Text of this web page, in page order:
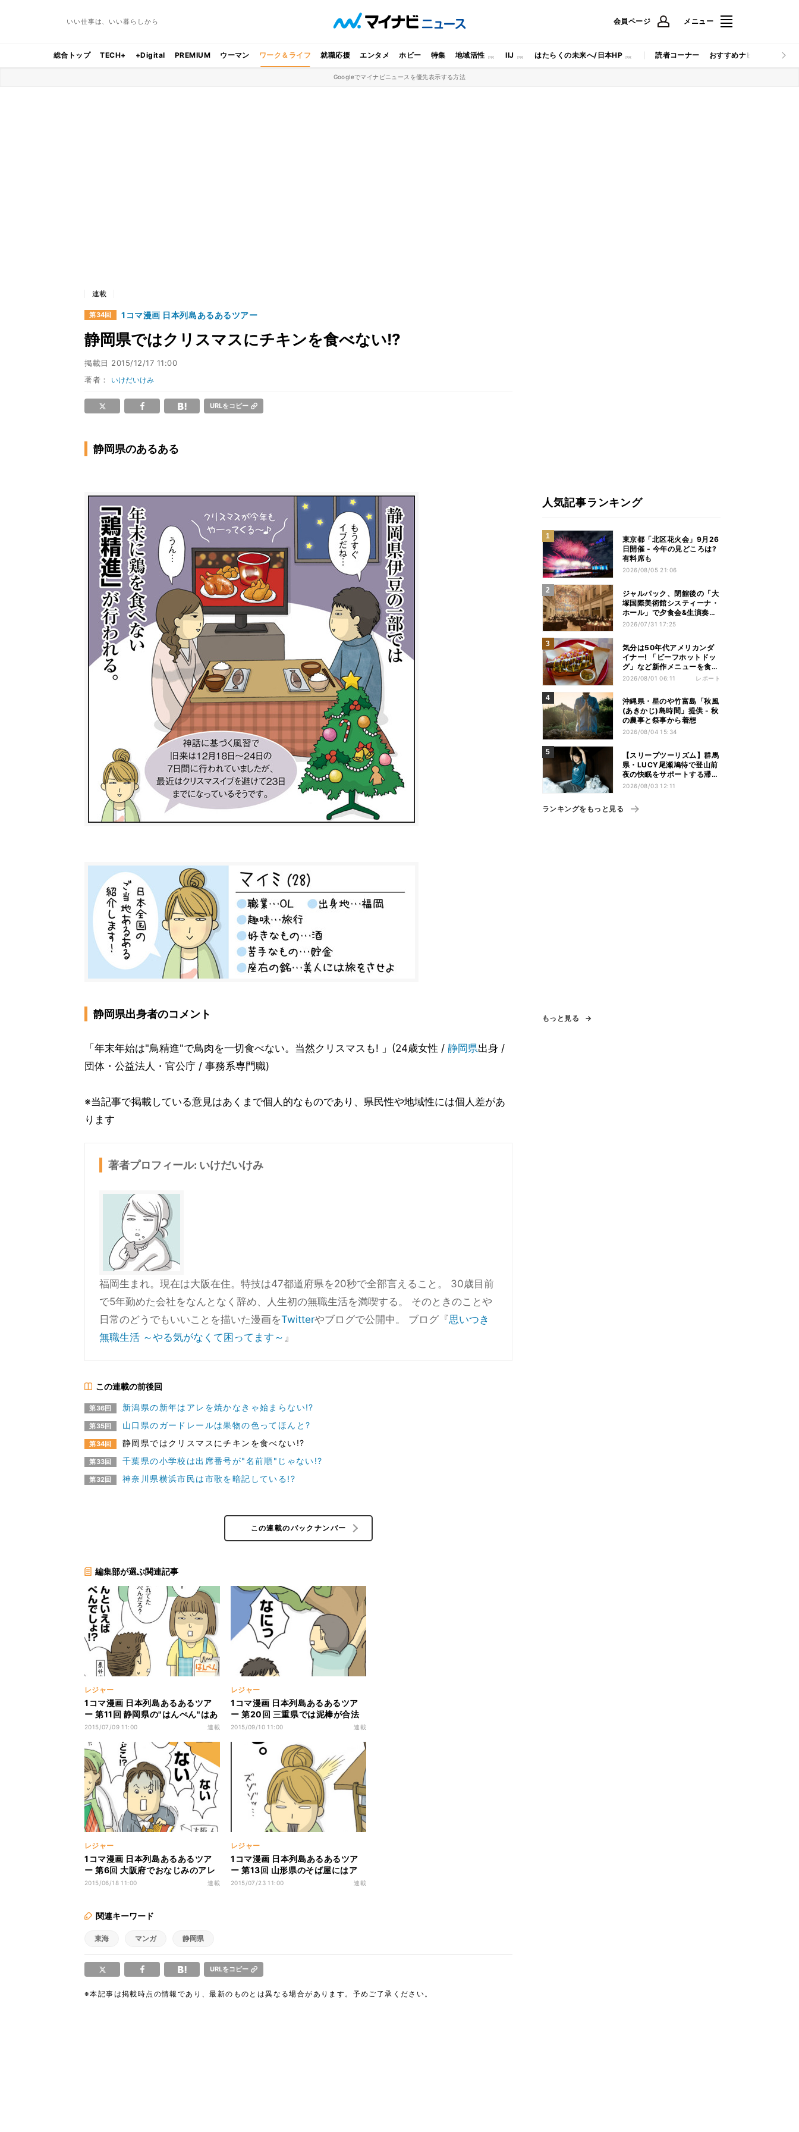
いい仕事は、いい暮らしから 会員ページ メニュー
総合トップ TECH+ +Digital PREMIUM ウーマン ワーク＆ライフ 就職応援 エンタメ ホビー 特集 地域活性 IIJ はたらくの未来へ/日本HP 読者コーナー おすすめナビ マイナビ
Googleでマイナビニュースを優先表示する方法
連載
第34回 1コマ漫画 日本列島あるあるツアー
静岡県ではクリスマスにチキンを食べない!?
掲載日 2015/12/17 11:00
著者： いけだいけみ
URLをコピー
静岡県のあるある
静岡県出身者のコメント
「年末年始は"鳥精進"で鳥肉を一切食べない。当然クリスマスも! 」(24歳女性 / 静岡県出身 /
団体・公益法人・官公庁 / 事務系専門職)
※当記事で掲載している意見はあくまで個人的なものであり、県民性や地域性には個人差があ
ります
著者プロフィール: いけだいけみ
福岡生まれ。現在は大阪在住。特技は47都道府県を20秒で全部言えること。 30歳目前
で5年勤めた会社をなんとなく辞め、人生初の無職生活を満喫する。 そのときのことや
日常のどうでもいいことを描いた漫画をTwitterやブログで公開中。 ブログ『思いつき
無職生活 ～やる気がなくて困ってます～ 』
この連載の前後回
第36回 新潟県の新年はアレを焼かなきゃ始まらない!?
第35回 山口県のガードレールは果物の色ってほんと?
第34回 静岡県ではクリスマスにチキンを食べない!?
第33回 千葉県の小学校は出席番号が"名前順"じゃない!?
第32回 神奈川県横浜市民は市歌を暗記している!?
この連載のバックナンバー
編集部が選ぶ関連記事
レジャー
1コマ漫画 日本列島あるあるツア
ー 第11回 静岡県の"はんぺん"はあ
の"はんぺん"じゃない!?
2015/07/09 11:00 連載
レジャー
1コマ漫画 日本列島あるあるツア
ー 第20回 三重県では泥棒が合法
の日がある!?
2015/09/10 11:00 連載
レジャー
1コマ漫画 日本列島あるあるツア
ー 第6回 大阪府でおなじみのアレ
が関東にはない!?
2015/06/18 11:00 連載
レジャー
1コマ漫画 日本列島あるあるツア
ー 第13回 山形県のそば屋にはア
レがある!?
2015/07/23 11:00 連載
関連キーワード
東海 マンガ 静岡県
URLをコピー
※本記事は掲載時点の情報であり、最新のものとは異なる場合があります。予めご了承ください。
人気記事ランキング
東京都「北区花火会」9月26
日開催 - 今年の見どころは?
有料席も
2026/08/05 21:06
ジャルパック、閉館後の「大
塚国際美術館システィーナ・
ホール」で夕食会&生演奏を
楽しむツアーを販売 – 徳島を
2026/07/31 17:25
気分は50年代アメリカンダ
イナー! 「ビーフホットドッ
グ」など新作メニューを食べ
てきた【1955 東京ベイ by
2026/08/01 06:11 レポート
沖縄県・星のや竹富島「秋風
(あきかじ)島時間」提供 - 秋
の農事と祭事から着想
2026/08/04 15:34
【スリープツーリズム】群馬
県・LUCY尾瀬鳩待で登山前
夜の快眠をサポートする滞在
プラン提供 - 「ヒツジのいら
2026/08/03 12:11
ランキングをもっと見る
もっと見る